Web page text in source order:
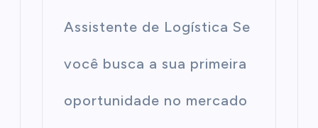
Assistente de Logística Se
você busca a sua primeira
oportunidade no mercado